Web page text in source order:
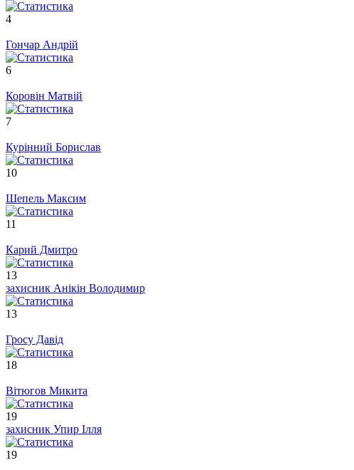
4
Гончар Андрій
6
Коровін Матвій
7
Курінний Борислав
10
Шепель Максим
11
Карий Дмитро
13
захисник Анікін Володимир
13
Гросу Давід
18
Вітюгов Микита
19
захисник Упир Ілля
19